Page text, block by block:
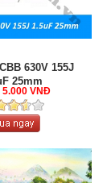
630V 155J
25mm
5.000 VNĐ